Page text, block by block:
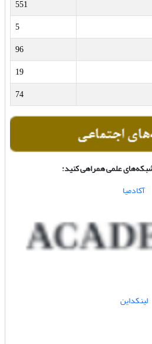
551
5
96
19
74
علمی همراهی کنید:
آکادمیا
لینکداین